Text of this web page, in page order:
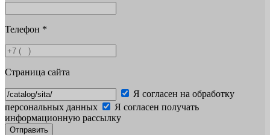
Телефон *
Страница сайта
Я согласен на обработку
персональных данных
Я согласен получать
информационную рассылку
Отправить